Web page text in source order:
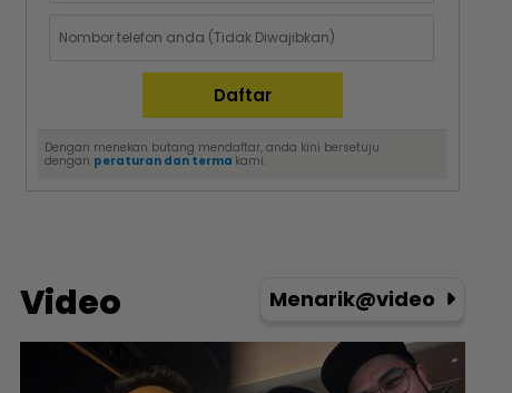
Dengan menekan butang mendaftar, anda kini bersetuju
dengan peraturan dan terma kami.
Video Menarik@video